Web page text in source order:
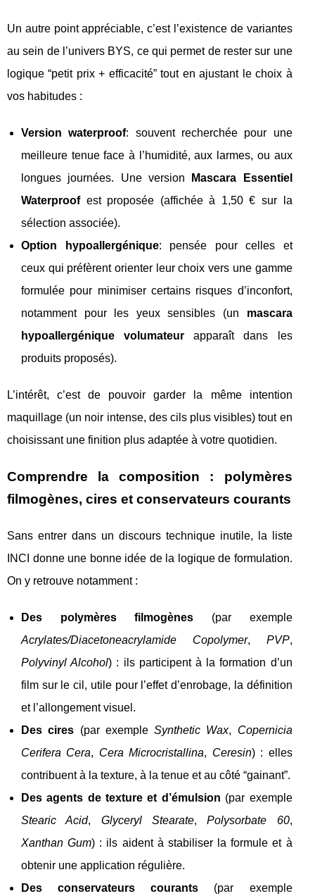
Un autre point appréciable, c’est l’existence de variantes
au sein de l’univers BYS, ce qui permet de rester sur une
logique “petit prix + efficacité” tout en ajustant le choix à
vos habitudes :
Version waterproof: souvent recherchée pour une
meilleure tenue face à l’humidité, aux larmes, ou aux
longues journées. Une version
Mascara Essentiel
Waterproofest proposée (affichée à 1,50 € sur la
sélection associée).
Option hypoallergénique: pensée pour celles et
ceux qui préfèrent orienter leur choix vers une gamme
formulée pour minimiser certains risques d’inconfort,
notamment pour les yeux sensibles (un mascara
hypoallergénique volumateur apparaît dans les
produits proposés).
L’intérêt, c’est de pouvoir garder la même intention
maquillage (un noir intense, des cils plus visibles) tout en
choisissant une finition plus adaptée à votre quotidien.
Comprendre la composition : polymères
filmogènes, cires et conservateurs courants
Sans entrer dans un discours technique inutile, la liste
INCI donne une bonne idée de la logique de formulation.
On y retrouve notamment :
Des polymères filmogènes (par exemple
Acrylates/Diacetoneacrylamide Copolymer, PVP,
Polyvinyl Alcohol) : ils participent à la formation d’un
film sur le cil, utile pour l’effet d’enrobage, la définition
et l’allongement visuel.
Des cires (par exempleSynthetic Wax, Copernicia
Cerifera Cera, Cera Microcristallina, Ceresin) : elles
contribuent à la texture, à la tenue et au côté “gainant”.
Des agents de texture et d’émulsion (par exemple
Stearic Acid, Glyceryl Stearate,Polysorbate 60,
Xanthan Gum) : ils aident à stabiliser la formule et à
obtenir une application régulière.
Des conservateurs courants (par exemple